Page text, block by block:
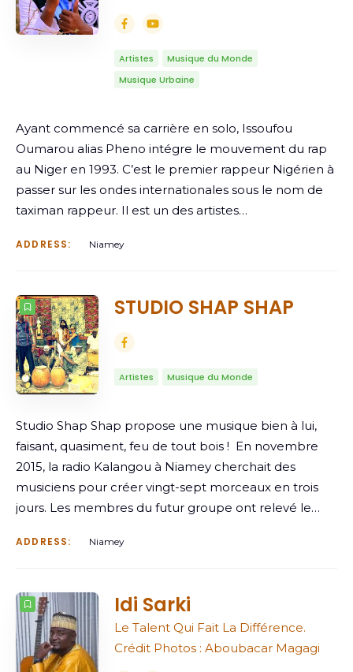
Artistes
Musique du Monde
Musique Urbaine
Ayant commencé sa carrière en solo, Issoufou
Oumarou alias Pheno intégre le mouvement du rap
au Niger en 1993. C’est le premier rappeur Nigérien à
passer sur les ondes internationales sous le nom de
taximan rappeur. Il est un des artistes…
ADDRESS: Niamey
STUDIO SHAP SHAP
Artistes Musique du Monde
Studio Shap Shap propose une musique bien à lui,
faisant, quasiment, feu de tout bois ! En novembre
2015, la radio Kalangou à Niamey cherchait des
musiciens pour créer vingt-sept morceaux en trois
jours. Les membres du futur groupe ont relevé le…
ADDRESS: Niamey
Idi Sarki
Le Talent Qui Fait La Différence.
Crédit Photos : Aboubacar Magagi